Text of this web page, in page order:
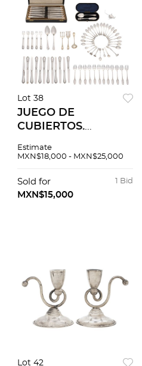
Lot 38
JUEGO DE
CUBIERTOS.
MÉXICO, SIGLOS XIX
plata y metal
plateado. Piezas: 77.
Estimate
MXN$18,000 - MXN$25,000
1 Bid
Sold for
MXN$15,000
Lot 42